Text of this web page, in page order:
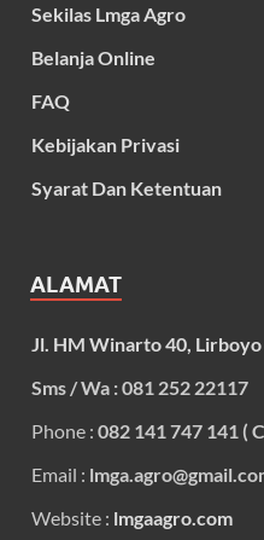
Sekilas Lmga Agro
Belanja Online
FAQ
Kebijakan Privasi
Syarat Dan Ketentuan
ALAMAT
Jl. HM Winarto 40,
Sms / Wa : 081 252 22117
Phone : 082 141 747 141 (
Email :
Website : lmgaagro.com